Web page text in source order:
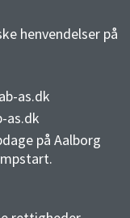
henvendelser på
as.dk
as.dk
på Aalborg